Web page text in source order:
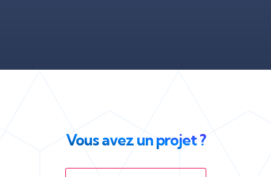
Vous avez un projet ?